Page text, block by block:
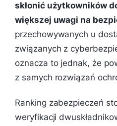
skłonić użytkowników
większej uwagi na
przechowywanych u
związanych z
oznacza to jednak, że
z samych rozwiązań
Ranking zabezpieczeń
weryfikacji